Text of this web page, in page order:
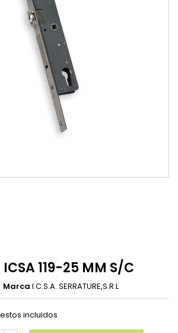
ICSA 119-25 MM S/C
Marca I.C.S.A. SERRATURE,S.R.L
incluidos